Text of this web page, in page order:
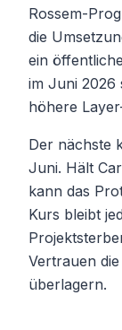
Rossem-
die
ein
im Juni 2026
höhere
Der nächste
Juni. Hält
kann das
Kurs bleibt
Vertrauen
überlagern.